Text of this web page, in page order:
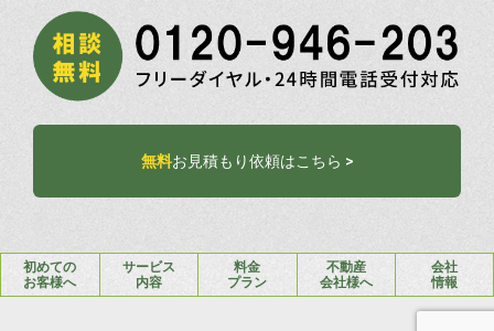
無料お見積もり依頼はこちら >
初めての
お客様へ
サービス
内容
料金
プラン
不動産
会社様へ
会社
情報